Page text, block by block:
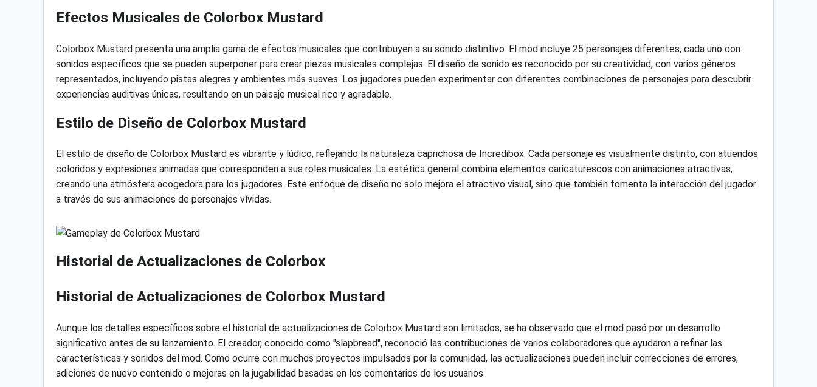
Efectos Musicales de Colorbox Mustard
Colorbox Mustard presenta una amplia gama de efectos musicales que contribuyen a su sonido distintivo. El mod incluye 25 personajes diferentes, cada uno con
sonidos específicos que se pueden superponer para crear piezas musicales complejas. El diseño de sonido es reconocido por su creatividad, con varios géneros
representados, incluyendo pistas alegres y ambientes más suaves. Los jugadores pueden experimentar con diferentes combinaciones de personajes para descubrir
experiencias auditivas únicas, resultando en un paisaje musical rico y agradable.
Estilo de Diseño de Colorbox Mustard
El estilo de diseño de Colorbox Mustard es vibrante y lúdico, reflejando la naturaleza caprichosa de Incredibox. Cada personaje es visualmente distinto, con atuendos
coloridos y expresiones animadas que corresponden a sus roles musicales. La estética general combina elementos caricaturescos con animaciones atractivas,
creando una atmósfera acogedora para los jugadores. Este enfoque de diseño no solo mejora el atractivo visual, sino que también fomenta la interacción del jugador
a través de sus animaciones de personajes vívidas.
Historial de Actualizaciones de Colorbox
Historial de Actualizaciones de Colorbox Mustard
Aunque los detalles específicos sobre el historial de actualizaciones de Colorbox Mustard son limitados, se ha observado que el mod pasó por un desarrollo
significativo antes de su lanzamiento. El creador, conocido como "slapbread", reconoció las contribuciones de varios colaboradores que ayudaron a refinar las
características y sonidos del mod. Como ocurre con muchos proyectos impulsados por la comunidad, las actualizaciones pueden incluir correcciones de errores,
adiciones de nuevo contenido o mejoras en la jugabilidad basadas en los comentarios de los usuarios.